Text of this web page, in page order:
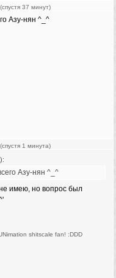
(спустя 37 минут)
Азу-нян ^_^
(спустя 1 минута)
Азу-нян ^_^
имею, но вопрос был
shitscale fan! :DDD